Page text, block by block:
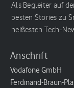
Als Begleiter auf
besten Stories zu
heißesten Tech-
Anschrift
Vodafone GmbH
Ferdinand-Braun-